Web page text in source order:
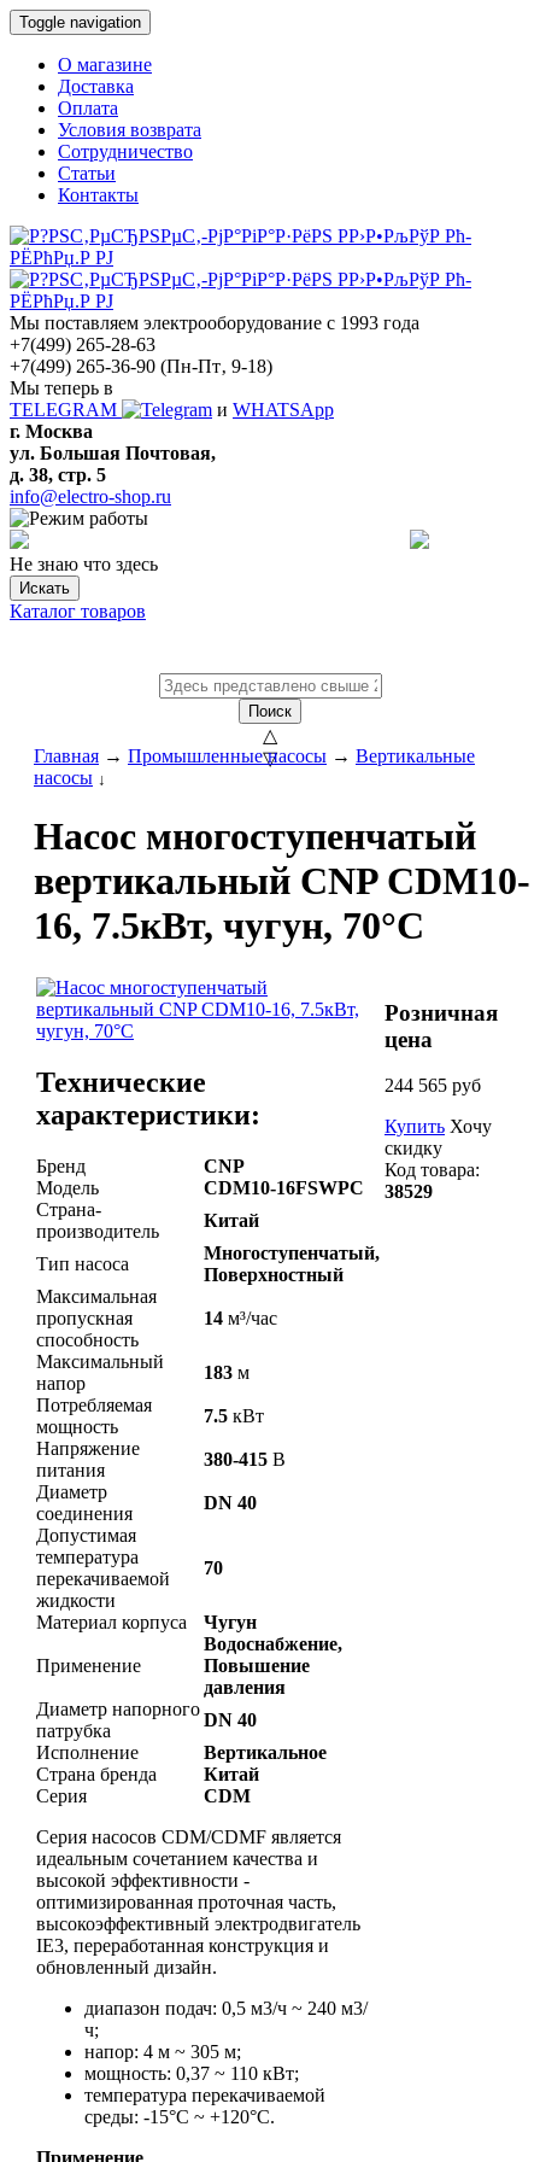
Toggle navigation
О магазине
Доставка
Оплата
Условия возврата
Сотрудничество
Статьи
Контакты
Мы поставляем электрооборудование с 1993 года
+7(499) 265-28-63
+7(499) 265-36-90 (Пн-Пт‚ 9-18)
Мы теперь в
TELEGRAM
и WHATSApp
г. Москва
ул. Большая Почтовая,
д. 38, стр. 5
info@electro-shop.ru
Не знаю что здесь
Искать
Каталог товаров
Поиск
△
▽
Главная → Промышленные насосы → Вертикальные
насосы ↓
Насос многоступенчатый
вертикальный CNP CDM10-
16, 7.5кВт, чугун, 70°С
Технические
характеристики:
Бренд
CNP
Модель
CDM10-16FSWPC
Страна-
производитель
Китай
Тип насоса
Многоступенчатый,
Поверхностный
Максимальная
пропускная
способность
14 м³/час
Максимальный
напор
183 м
Потребляемая
мощность
7.5 кВт
Напряжение
питания
380-415 В
Диаметр
соединения
DN 40
Допустимая
температура
перекачиваемой
жидкости
70
Материал корпуса Чугун
Применение
Водоснабжение,
Повышение
давления
Диаметр напорного
патрубка
DN 40
Исполнение
Вертикальное
Страна бренда
Китай
Серия
CDM
Серия насосов CDM/CDMF является
идеальным сочетанием качества и
высокой эффективности -
оптимизированная проточная часть,
высокоэффективный электродвигатель
IE3, переработанная конструкция и
обновленный дизайн.
диапазон подач: 0,5 м3/ч ~ 240 м3/
ч;
напор: 4 м ~ 305 м;
мощность: 0,37 ~ 110 кВт;
температура перекачиваемой
среды: -15°С ~ +120°С.
Применение
Розничная
цена
244 565 руб
Купить Хочу
скидку
Код товара:
38529